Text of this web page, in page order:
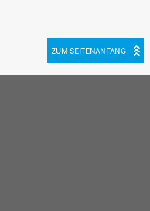
ZUM SEITENANFANG